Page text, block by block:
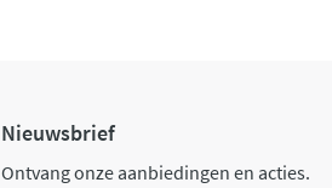
Nieuwsbrief
Ontvang onze aanbiedingen en acties.